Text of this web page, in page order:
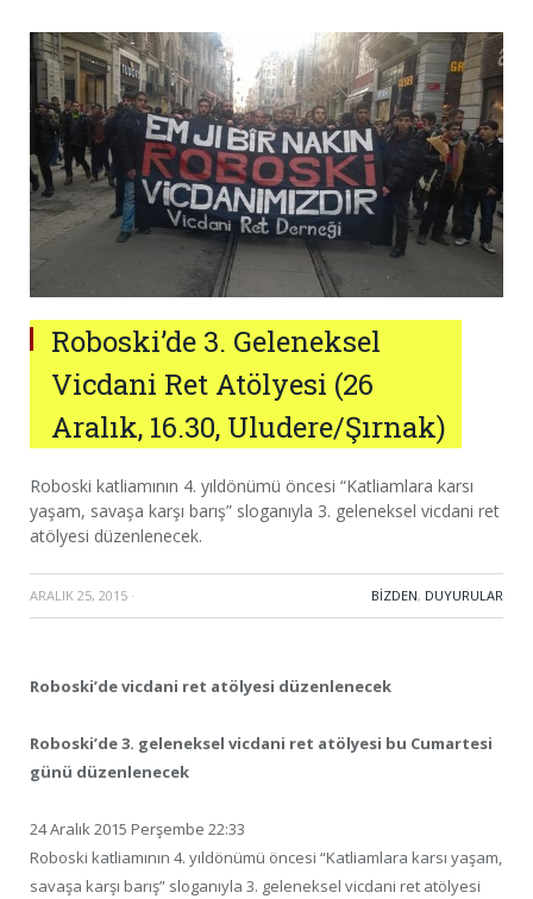
Roboski’de 3. Geleneksel
Vicdani Ret Atölyesi (26
Aralık, 16.30, Uludere/Şırnak)
Roboski katliamının 4. yıldönümü öncesi “Katliamlara karsı
yaşam, savaşa karşı barış” sloganıyla 3. geleneksel vicdani ret
atölyesi düzenlenecek.
ARALIK 25, 2015 · BIZDEN, DUYURULAR
Roboski’de vicdani ret atölyesi düzenlenecek
Roboski’de 3. geleneksel vicdani ret atölyesi bu Cumartesi
günü düzenlenecek
24 Aralık 2015 Perşembe 22:33
Roboski katliamının 4. yıldönümü öncesi “Katliamlara karsı yaşam,
savaşa karşı barış” sloganıyla 3. geleneksel vicdani ret atölyesi